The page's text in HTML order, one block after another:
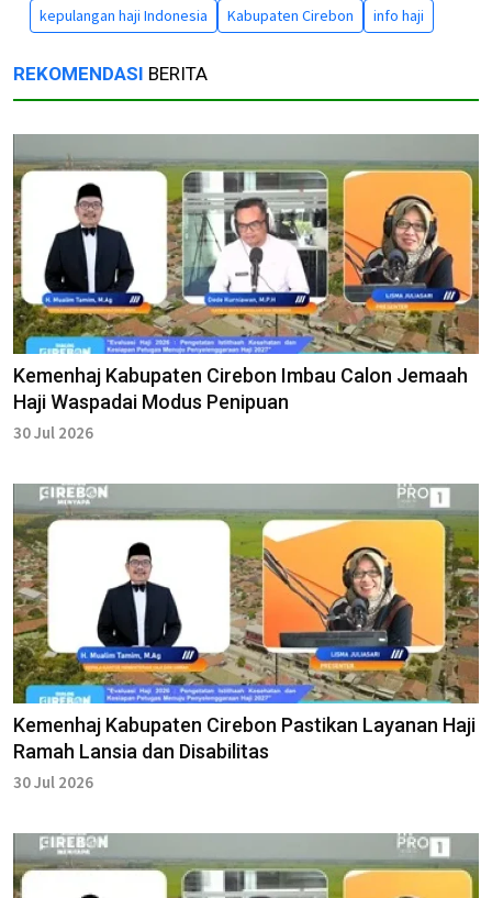
kepulangan haji Indonesia Kabupaten Cirebon info haji
REKOMENDASI BERITA
Kemenhaj Kabupaten Cirebon Imbau Calon Jemaah
Haji Waspadai Modus Penipuan
30 Jul 2026
Kemenhaj Kabupaten Cirebon Pastikan Layanan Haji
Ramah Lansia dan Disabilitas
30 Jul 2026